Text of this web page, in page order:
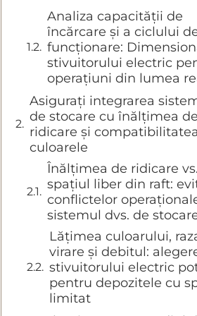
Analiza capacității de
încărcare și a ciclului
funcționare:
stivuitorului electric
operațiuni din lumea
Asigurați integrarea
de stocare cu înălțimea de
ridicare și
culoarele
Înălțimea de ridicare vs.
spațiul liber din raft:
conflictelor
sistemul dvs. de
Lățimea culoarului,
virare și debitul:
stivuitorului electric
pentru depozitele cu
limitat